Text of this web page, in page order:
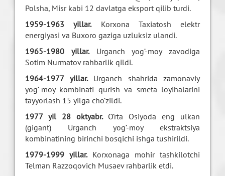
Polsha, Misr kabi 12 davlatga eksport qilib turdi.
1959-1963 yillar.Korxona Taxiatosh elektr
energiyasi va Buxoro gaziga uzluksiz ulandi.
1965-1980 yillar.Urganch yog’-moy zavodiga
Sotim Nurmatov rahbarlik qildi.
1964-1977 yillar.Urganch shahrida zamonaviy
yog’-moy kombinati qurish va smeta loyihalarini
tayyorlash 15 yilga cho’zildi.
1977 yil 28 oktyabr. O’rta Osiyoda eng ulkan
(gigant) Urganch yog’-moy ekstraktsiya
kombinatining birinchi bosqichi ishga tushirildi.
1979-1999 yillar. Korxonaga mohir tashkilotchi
Telman Razzoqovich Musaev rahbarlik etdi.